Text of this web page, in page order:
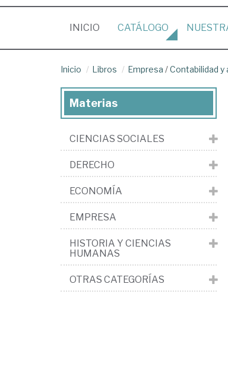
INICIO (CURRENT)
CATÁLOGO
Inicio Libros Empresa /Contabilidad y
Materias
CIENCIAS SOCIALES
DERECHO
ECONOMÍA
EMPRESA
HISTORIA Y CIENCIAS
HUMANAS
OTRAS CATEGORÍAS